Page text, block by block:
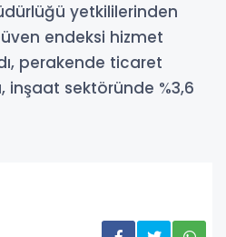
yetkililerinden
endeksi hizmet
perakende ticaret
inşaat sektöründe %3,6